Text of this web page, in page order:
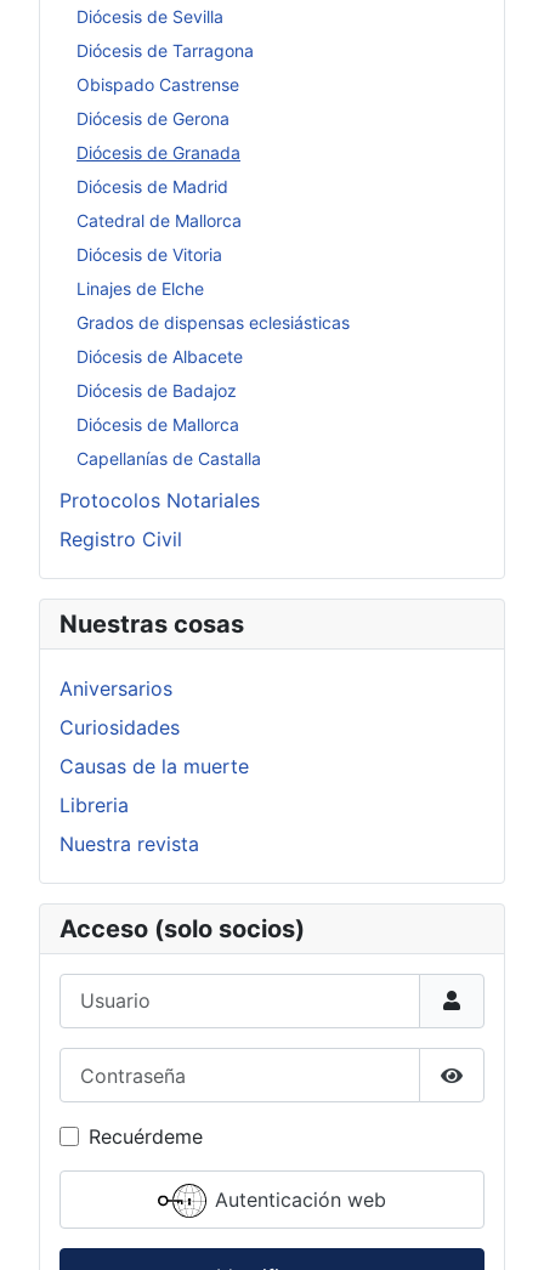
Diócesis de Sevilla
Diócesis de Tarragona
Obispado Castrense
Diócesis de Gerona
Diócesis de Granada
Diócesis de Madrid
Catedral de Mallorca
Diócesis de Vitoria
Linajes de Elche
Grados de dispensas eclesiásticas
Diócesis de Albacete
Diócesis de Badajoz
Diócesis de Mallorca
Capellanías de Castalla
Protocolos Notariales
Registro Civil
Nuestras cosas
Aniversarios
Curiosidades
Causas de la muerte
Libreria
Nuestra revista
Acceso (solo socios)
Mostrar
Recuérdeme
Autenticación web